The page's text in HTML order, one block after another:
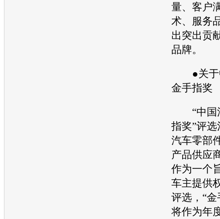
量、客户
术、服务
出突出贡
品牌。
●关于
金手指奖
“中国
指奖”评
汽车零部
产品供应
作为一个
车主提供
评选，“
将作为年